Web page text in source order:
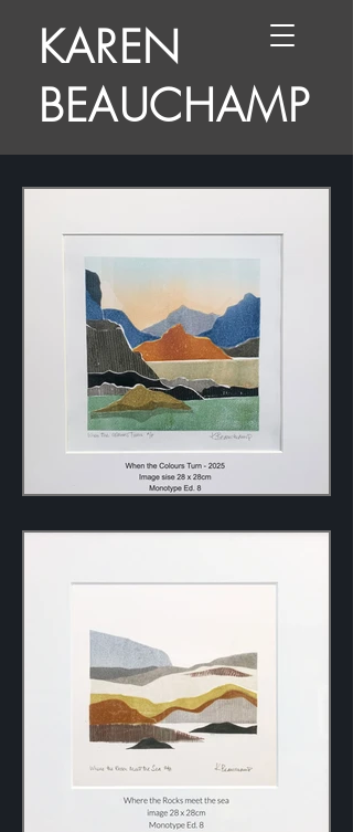
KAREN
BEAUCHAMP